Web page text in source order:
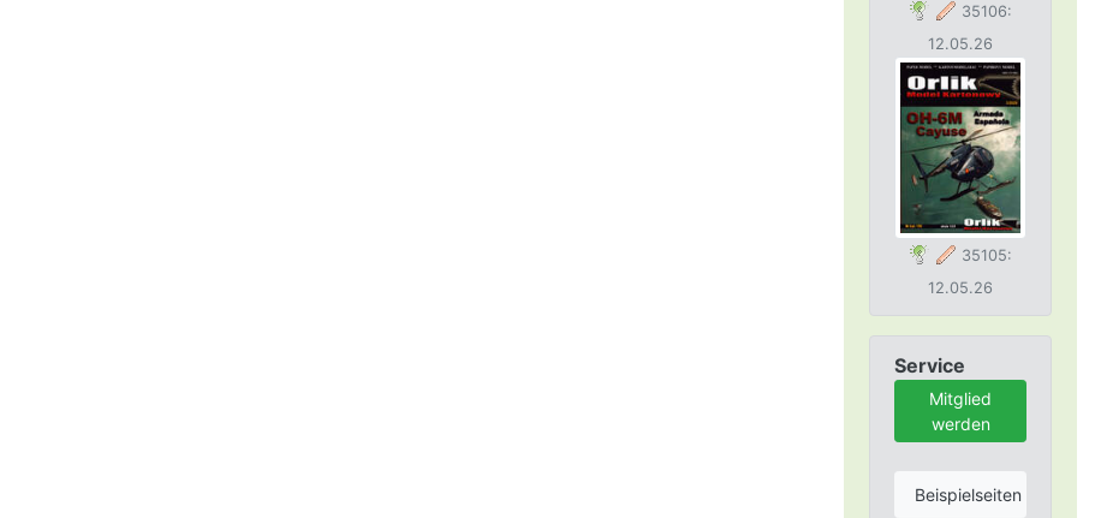
35106:
12.05.26
35105:
12.05.26
Service
Mitglied
werden
Beispielseiten